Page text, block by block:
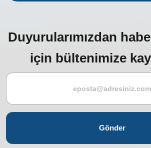
Duyurularımızdan
için bültenimize
Gönder